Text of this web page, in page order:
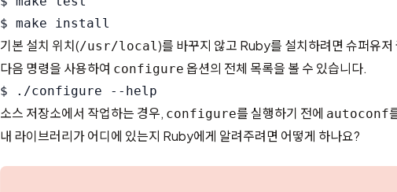
기본 설치 위치(/usr/local)를 바꾸지 않고 Ruby를 설치하려면 슈퍼유저
다음 명령을 사용하여 configure 옵션의 전체 목록을 볼 수 있습니다.
소스 저장소에서 작업하는 경우, configure를 실행하기 전에 autoconf
내 라이브러리가 어디에 있는지 Ruby에게 알려주려면 어떻게 하나요?